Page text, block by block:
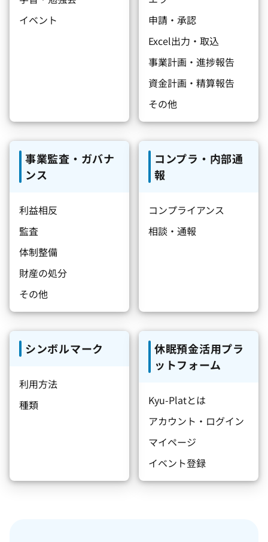
イベント
申請・承認
Excel出力・取込
事業計画・進捗報告
資金計画・精算報告
その他
事業監査・ガバナ
ンス
利益相反
監査
体制整備
財産の処分
その他
コンプラ・内部通
報
コンプライアンス
相談・通報
シンボルマーク
利用方法
種類
休眠預金活用プラ
ットフォーム
Kyu-Platとは
アカウント・ログイン
マイページ
イベント登録